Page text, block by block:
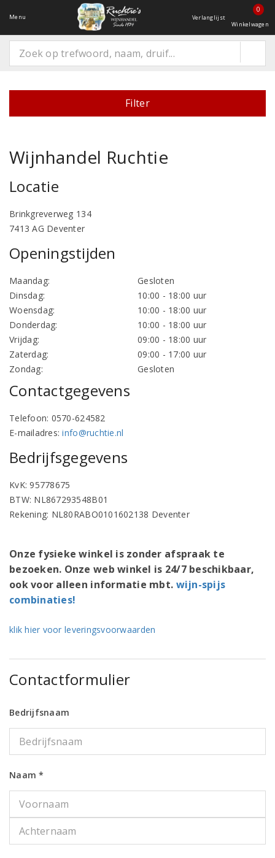
Menu Verlanglijst
0
Winkelwagen
Filter
Wijnhandel Ruchtie
Locatie
Brinkgreverweg 134
7413 AG Deventer
Openingstijden
Maandag:
Gesloten
Dinsdag:
10:00 - 18:00 uur
Woensdag:
10:00 - 18:00 uur
Donderdag:
10:00 - 18:00 uur
Vrijdag:
09:00 - 18:00 uur
Zaterdag:
09:00 - 17:00 uur
Zondag:
Gesloten
Contactgegevens
Telefoon: 0570-624582
E-mailadres:info@ruchtie.nl
Bedrijfsgegevens
KvK: 95778675
BTW: NL867293548B01
Rekening: NL80RABO0101602138 Deventer
Onze fysieke winkel is zonder afspraak te
bezoeken. Onze web winkel is 24/7 beschikbaar,
ook voor alleen informatie mbt. wijn-spijs
combinaties!
klik hier voor leveringsvoorwaarden
Contactformulier
Bedrijfsnaam
Naam *